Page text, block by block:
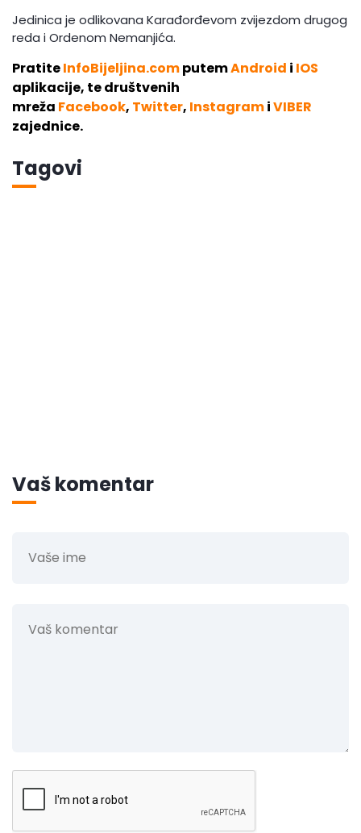
Jedinica je odlikovana Karađorđevom zvijezdom drugog
reda i Ordenom Nemanjića.
PratiteInfoBijeljina.computemAndroid i IOS
aplikacije, te društvenih
mreža Facebook, Twitter, InstagramiVIBER
zajednice.
Tagovi
Vaš komentar